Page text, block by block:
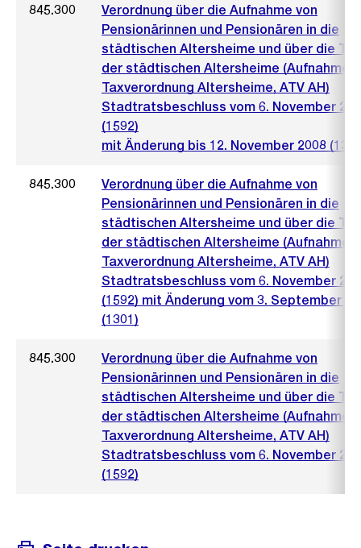
845.300
Verordnung über die Aufnahme von
Pensionärinnen und Pensionären in die
städtischen Altersheime und über die
der städtischen Altersheime (Aufnahme-
Taxverordnung Altersheime, ATV AH)
Stadtratsbeschluss vom 6. November
(1592)
mit Änderung bis 12. November 2008
845.300
Verordnung über die Aufnahme von
Pensionärinnen und Pensionären in die
städtischen Altersheime und über die
der städtischen Altersheime (Aufnahme-
Taxverordnung Altersheime, ATV AH)
Stadtratsbeschluss vom 6. November
(1592) mit Änderung vom 3. September
(1301)
845.300
Verordnung über die Aufnahme von
Pensionärinnen und Pensionären in die
städtischen Altersheime und über die
der städtischen Altersheime (Aufnahme-
Taxverordnung Altersheime, ATV AH)
Stadtratsbeschluss vom 6. November
(1592)